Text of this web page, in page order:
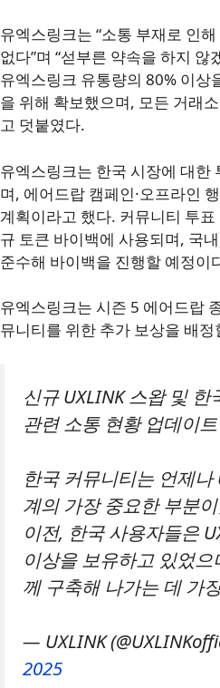
유엑스링크는 “소통 부재로 인
없다”며 “섣부른 약속을 하지 않
유엑스링크 유통량의 80% 이상
을 위해 확보했으며, 모든 거래
고 덧붙였다.
유엑스링크는 한국 시장에 대한
며, 에어드랍 캠페인·오프라인
계획이라고 했다. 커뮤니티 투
규 토큰 바이백에 사용되며, 국
준수해 바이백을 진행할 예정이
유엑스링크는 시즌 5 에어드랍
뮤니티를 위한 추가 보상을 배
신규 UXLINK 스왑 및
관련 소통 현황 업데이트
한국 커뮤니티는 언제나
계의 가장 중요한 부분
이전, 한국 사용자들은
이상을 보유하고 있었으
께 구축해 나가는 데 가
— UXLINK
2025